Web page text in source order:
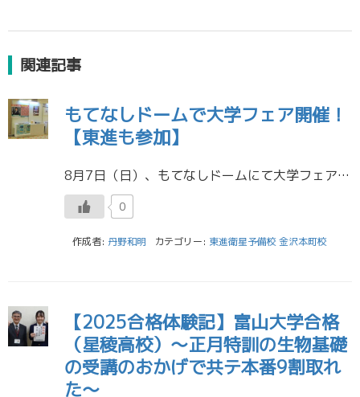
関連記事
もてなしドームで大学フェア開催！
【東進も参加】
8月7日（日）、もてなしドームにて大学フェアが開催されました。 ダイヤ書房さまのご厚意で、東進（東進金沢本町校）も参加しました。 同志社大学をはじめとして、県外の有名私大がこぞって参加しました。 オープンキャンパスに行く […]
0
作成者: 丹野和明 カテゴリー: 東進衛星予備校 金沢本町校
【2025合格体験記】富山大学合格
（星稜高校）～正月特訓の生物基礎
の受講のおかげで共テ本番9割取れ
た～